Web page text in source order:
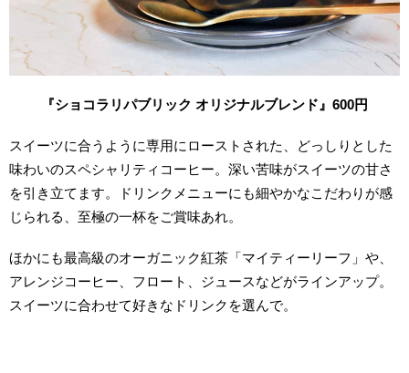
『ショコラリパブリック オリジナルブレンド』600円
スイーツに合うように専用にローストされた、どっしりとした
味わいのスペシャリティコーヒー。深い苦味がスイーツの甘さ
を引き立てます。ドリンクメニューにも細やかなこだわりが感
じられる、至極の一杯をご賞味あれ。
ほかにも最高級のオーガニック紅茶「マイティーリーフ」や、
アレンジコーヒー、フロート、ジュースなどがラインアップ。
スイーツに合わせて好きなドリンクを選んで。